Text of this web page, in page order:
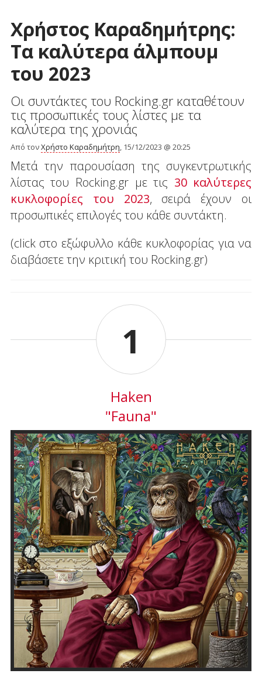
Χρήστος Καραδημήτρης:
Τα καλύτερα άλμπουμ
του 2023
Οι συντάκτες του Rocking.gr καταθέτουν
τις προσωπικές τους λίστες με τα
καλύτερα της χρονιάς
Από τονΧρήστο Καραδημήτρη, 15/12/2023 @ 20:25
Μετά την παρουσίαση της συγκεντρωτικής
λίστας του Rocking.gr με τις 30 καλύτερες
κυκλοφορίες του 2023, σειρά έχουν οι
προσωπικές επιλογές του κάθε συντάκτη.
(click στο εξώφυλλο κάθε κυκλοφορίας για να
διαβάσετε την κριτική του Rocking.gr)
1
Haken
"Fauna"